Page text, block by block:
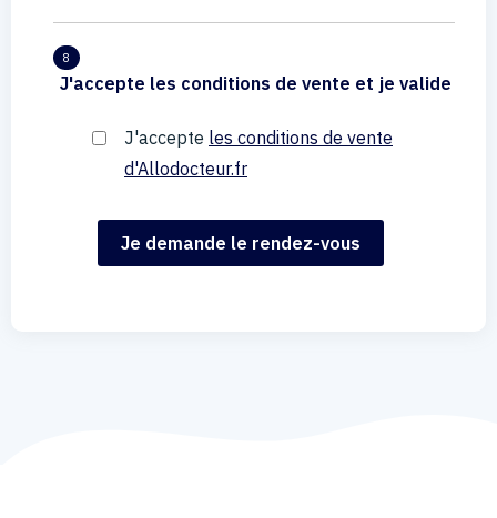
8
J'accepte les conditions de vente et je valide
J'accepte les conditions de vente
d'Allodocteur.fr